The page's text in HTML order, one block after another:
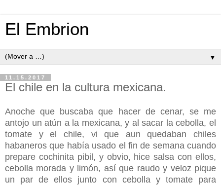
El Embrion
▼
11.15.2017
El chile en la cultura mexicana.
Anoche que buscaba que hacer de cenar, se me
antojo un atún a la mexicana, y al sacar la cebolla, el
tomate y el chile, vi que aun quedaban chiles
habaneros que había usado el fin de semana cuando
prepare cochinita pibil, y obvio, hice salsa con ellos,
cebolla morada y limón, así que raudo y veloz pique
un par de ellos junto con cebolla y tomate para